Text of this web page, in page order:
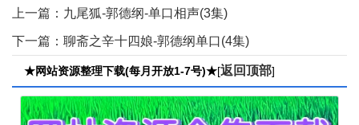
上一篇： 九尾狐-郭德纲-单口相声(3集)
下一篇： 聊斋之辛十四娘-郭德纲单口(4集)
★网站资源整理下载(每月开放1-7号)★[返回顶部]